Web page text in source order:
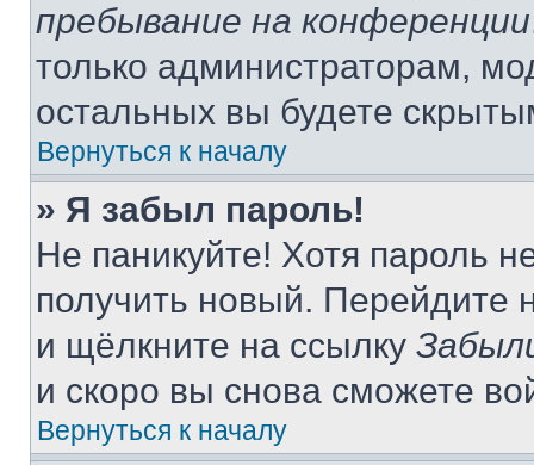
пребывание на конференции
только администраторам,
остальных вы будете
Вернуться к началу
» Я забыл пароль!
Не паникуйте! Хотя пароль
получить новый. Перейдите
и щёлкните на ссылку
и скоро вы снова сможете
Вернуться к началу